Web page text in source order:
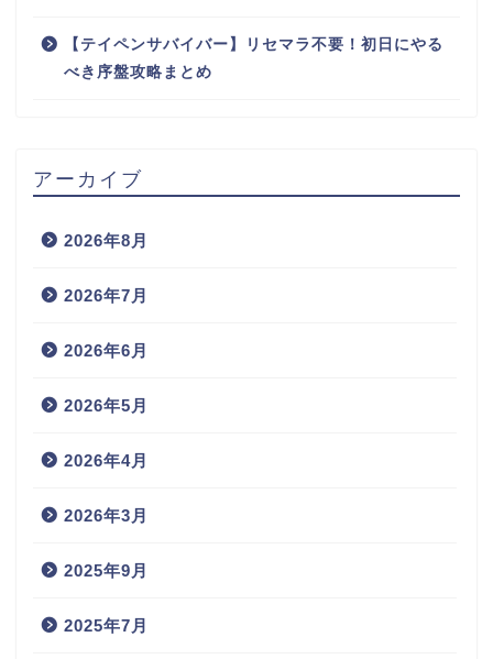
【テイペンサバイバー】リセマラ不要！初日にやる
べき序盤攻略まとめ
アーカイブ
2026年8月
2026年7月
2026年6月
2026年5月
2026年4月
2026年3月
2025年9月
2025年7月